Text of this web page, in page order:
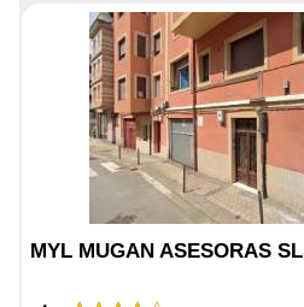
MYL MUGAN ASESORAS SL